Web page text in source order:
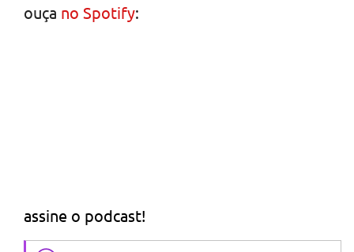
ouça no Spotify:
assine o podcast!